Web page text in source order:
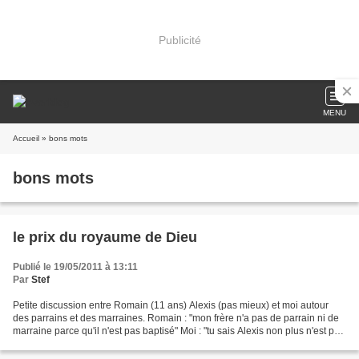
Publicité
MENU
Accueil » bons mots
bons mots
le prix du royaume de Dieu
Publié le 19/05/2011 à 13:11
Par Stef
Petite discussion entre Romain (11 ans) Alexis (pas mieux) et moi autour
des parrains et des marraines. Romain : "mon frère n'a pas de parrain ni de
marraine parce qu'il n'est pas baptisé" Moi : "tu sais Alexis non plus n'est pas